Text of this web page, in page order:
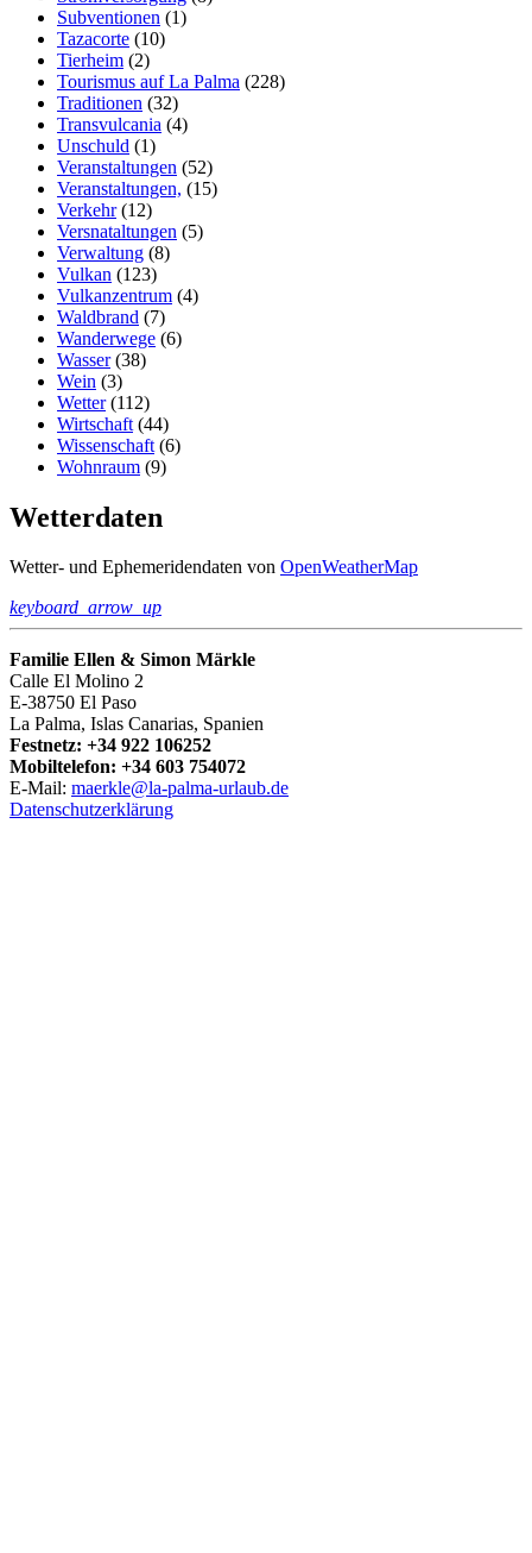
Subventionen (1)
Tazacorte (10)
Tierheim (2)
Tourismus auf La Palma (228)
Traditionen (32)
Transvulcania (4)
Unschuld (1)
Veranstaltungen (52)
Veranstaltungen, (15)
Verkehr(12)
Versnataltungen (5)
Verwaltung (8)
Vulkan (123)
Vulkanzentrum (4)
Waldbrand (7)
Wanderwege (6)
Wasser(38)
Wein (3)
Wetter(112)
Wirtschaft (44)
Wissenschaft (6)
Wohnraum (9)
Wetterdaten
Wetter- und Ephemeridendaten von OpenWeatherMap
keyboard_arrow_up
Familie Ellen & Simon Märkle
Calle El Molino 2
E-38750 El Paso
La Palma, Islas Canarias, Spanien
Festnetz: +34 922 106252
Mobiltelefon: +34 603 754072
E-Mail: maerkle@la-palma-urlaub.de
Datenschutzerklärung